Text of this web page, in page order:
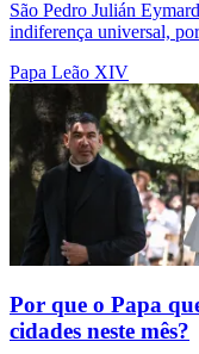
São Pedro Julián
indiferença universal,
Papa Leão XIV
Por que o Papa
cidades neste mês?